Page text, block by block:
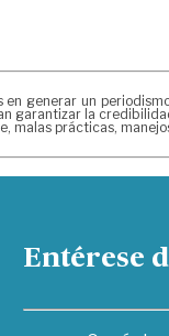
en generar un
garantizar la
malas prácticas,
Entérese